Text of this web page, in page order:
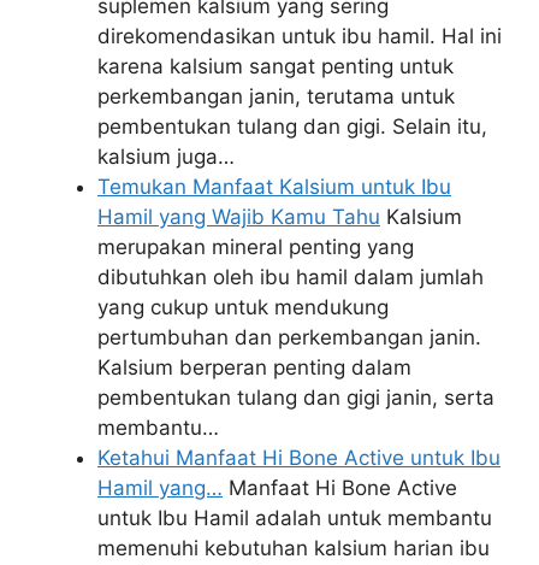
suplemen kalsium yang sering
direkomendasikan untuk ibu hamil. Hal ini
karena kalsium sangat penting untuk
perkembangan janin, terutama untuk
pembentukan tulang dan gigi. Selain itu,
kalsium juga…
Temukan Manfaat Kalsium untuk Ibu
Hamil yang Wajib Kamu Tahu Kalsium
merupakan mineral penting yang
dibutuhkan oleh ibu hamil dalam jumlah
yang cukup untuk mendukung
pertumbuhan dan perkembangan janin.
Kalsium berperan penting dalam
pembentukan tulang dan gigi janin, serta
membantu…
Ketahui Manfaat Hi Bone Active untuk Ibu
Hamil yang… Manfaat Hi Bone Active
untuk Ibu Hamil adalah untuk membantu
memenuhi kebutuhan kalsium harian ibu